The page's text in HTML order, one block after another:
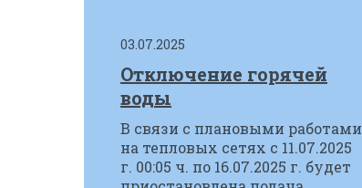
03.07.2025
Отключение горячей
воды
В связи с плановыми работами
на тепловых сетях с 11.07.2025
г. 00:05 ч. по 16.07.2025 г. будет